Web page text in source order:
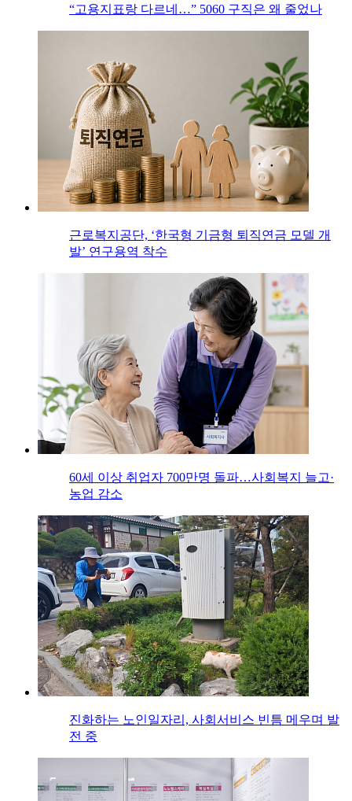
“고용지표랑 다르네…” 5060 구직은 왜 줄었나
근로복지공단, ‘한국형 기금형 퇴직연금 모델 개
발’ 연구용역 착수
60세 이상 취업자 700만명 돌파…사회복지 늘고·
농업 감소
진화하는 노인일자리, 사회서비스 빈틈 메우며 발
전 중